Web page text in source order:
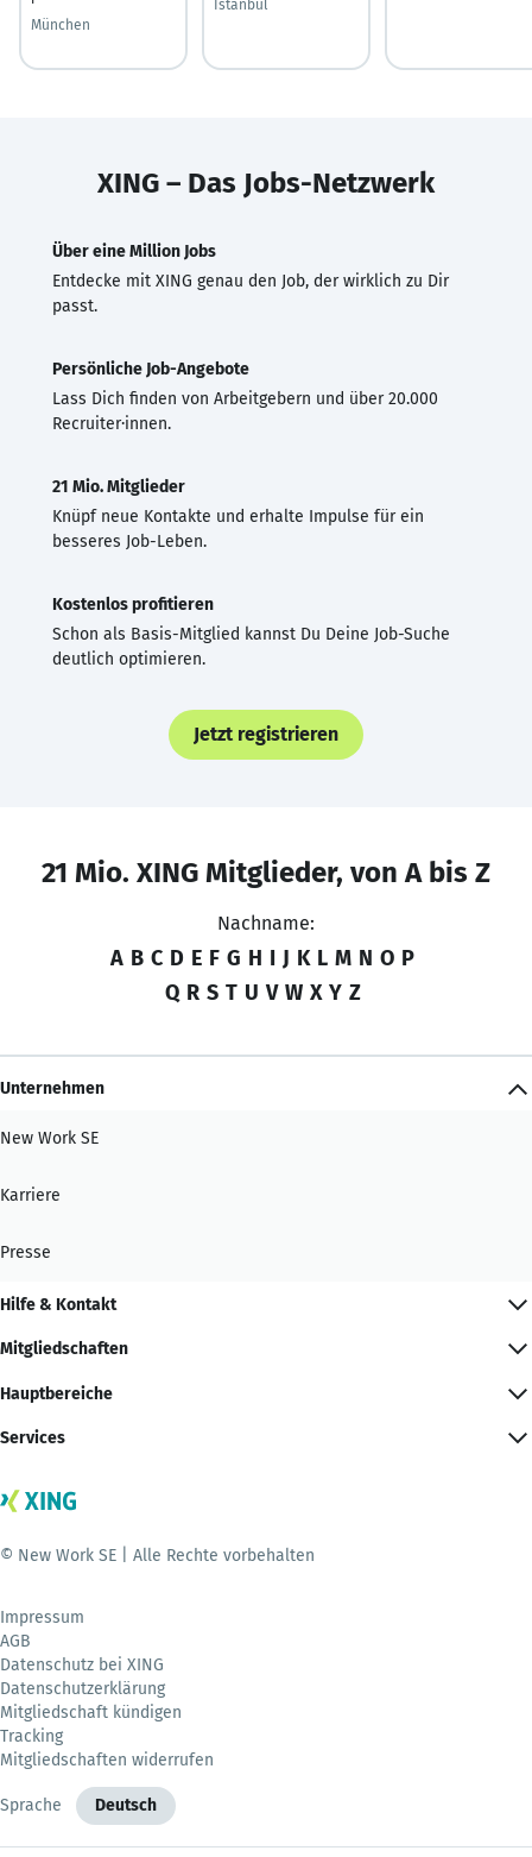
München
Istanbul
XING – Das Jobs-Netzwerk
Über eine Million Jobs
Entdecke mit XING genau den Job, der wirklich zu Dir
passt.
Persönliche Job-Angebote
Lass Dich finden von Arbeitgebern und über 20.000
Recruiter·innen.
21 Mio. Mitglieder
Knüpf neue Kontakte und erhalte Impulse für ein
besseres Job-Leben.
Kostenlos profitieren
Schon als Basis-Mitglied kannst Du Deine Job-Suche
deutlich optimieren.
Jetzt registrieren
21 Mio. XING Mitglieder, von A bis Z
Nachname:
A B C D E F G H I J K L M N O P
Q R S T U V W X Y Z
Unternehmen
New Work SE
Karriere
Presse
Hilfe & Kontakt
Mitgliedschaften
Hauptbereiche
Services
© New Work SE | Alle Rechte vorbehalten
Impressum
AGB
Datenschutz bei XING
Datenschutzerklärung
Mitgliedschaft kündigen
Tracking
Mitgliedschaften widerrufen
Sprache Deutsch